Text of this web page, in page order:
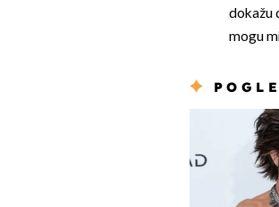
dokažu
mogu